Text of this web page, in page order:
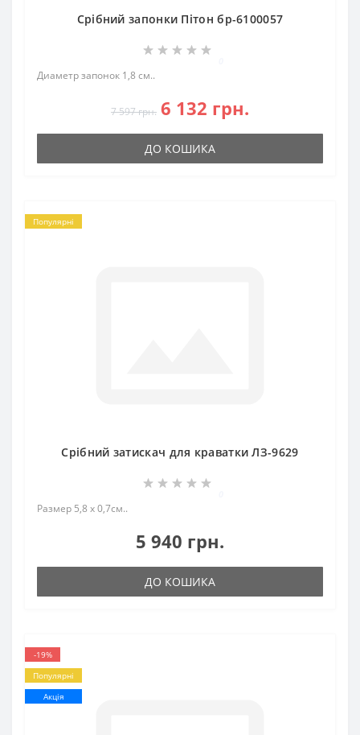
Срібний запонки Пітон бр-6100057
Диаметр запонок 1,8 см..
7 597 грн. 6 132 грн.
ДО КОШИКА
Популярні
Срібний затискач для краватки ЛЗ-9629
Размер 5,8 х 0,7см..
5 940 грн.
ДО КОШИКА
-19%
Популярні
Акція